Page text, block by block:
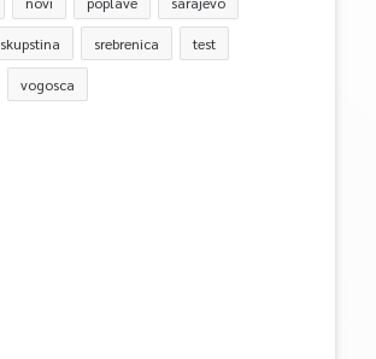
skupstina srebrenica test
vogosca